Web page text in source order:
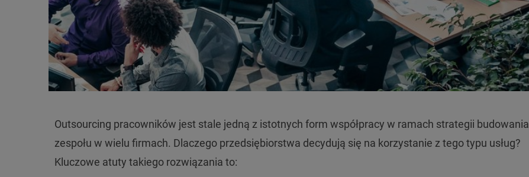
Outsourcing pracowników jest stale jedną z istotnych form współpracy w ramach strategii budowania
zespołu w wielu firmach. Dlaczego przedsiębiorstwa decydują się na korzystanie z tego typu usług?
Kluczowe atuty takiego rozwiązania to: